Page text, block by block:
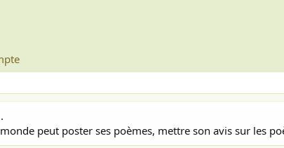
peut poster ses poèmes, mettre son avis sur les